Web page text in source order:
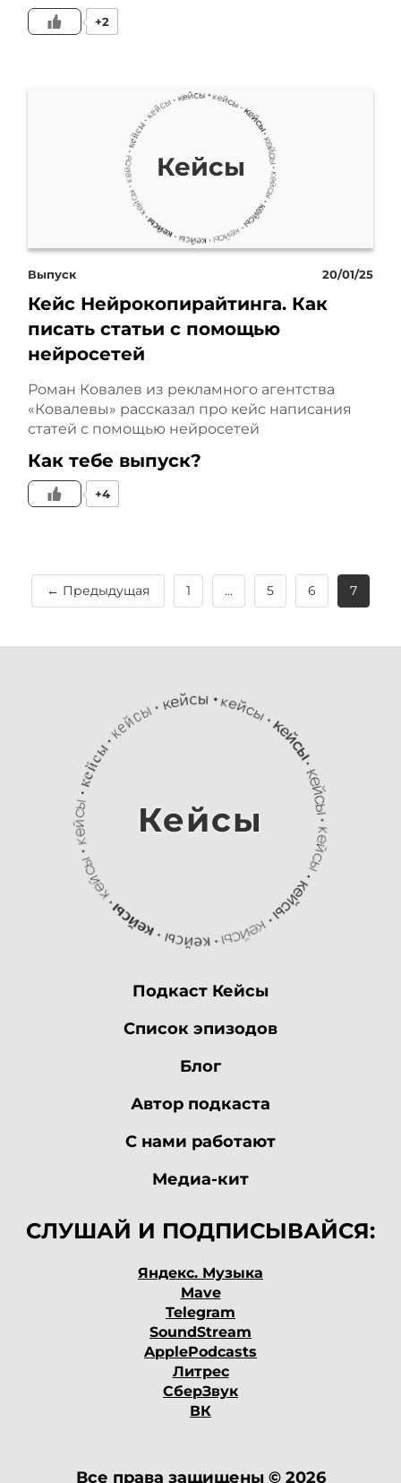
+2
Кейсы
Выпуск 20/01/25
Кейс Нейрокопирайтинга. Как
писать статьи с помощью
нейросетей
Роман Ковалев из рекламного агентства
«Ковалевы» рассказал про кейс написания
статей с помощью нейросетей
Как тебе выпуск?
+4
← Предыдущая 1 … 5 6 7
Кейсы
Подкаст Кейсы
Список эпизодов
Блог
Автор подкаста
С нами работают
Медиа-кит
СЛУШАЙ И ПОДПИСЫВАЙСЯ:
Яндекс. Музыка
Mave
Telegram
SoundStream
ApplePodcasts
Литрес
СберЗвук
ВК
Все права защищены © 2026